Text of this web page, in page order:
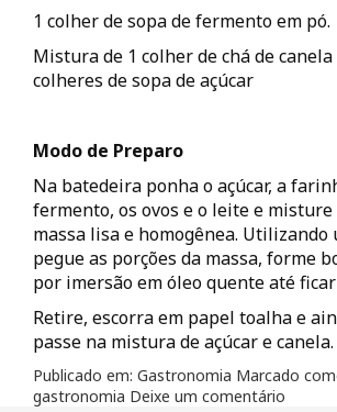
1 colher de sopa de fermento em pó.
Mistura de 1 colher de chá de canela
colheres de sopa de açúcar
Modo de Preparo
Na batedeira ponha o açúcar, a
fermento, os ovos e o leite e
massa lisa e homogênea. Utilizando
pegue as porções da massa, forme
por imersão em óleo quente até
Retire, escorra em papel toalha e
passe na mistura de açúcar e canela.
Publicado em: Gastronomia Marcado
gastronomia Deixe um comentário